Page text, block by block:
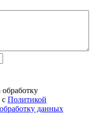
с Политикой
данных